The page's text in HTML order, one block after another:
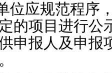
位应规范程序
的项目进行公
申报人及申报